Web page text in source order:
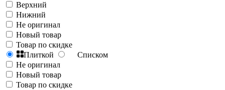
Верхний
Нижний
Не оригинал
Новый товар
Товар по скидке
Плиткой
Списком
Не оригинал
Новый товар
Товар по скидке